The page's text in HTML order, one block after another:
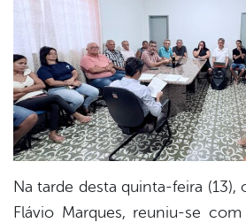
Na tarde desta quinta-feira (13),
Flávio Marques, reuniu-se